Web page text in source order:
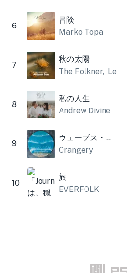
6
冒険
Marko Topa
7
秋の太陽
The Folkner, Lesfm
8
私の人生
Andrew Divine
9
ウェーブス・ワルツ
Orangery
10
旅
EVERFOLK